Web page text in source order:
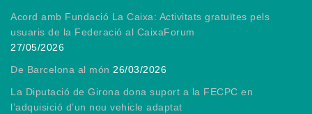
Acord amb Fundació La Caixa: Activitats gratuïtes pels
usuaris de la Federació al CaixaForum
27/05/2026
De Barcelona al món 26/03/2026
La Diputació de Girona dona suport a la FECPC en
l’adquisició d’un nou vehicle adaptat